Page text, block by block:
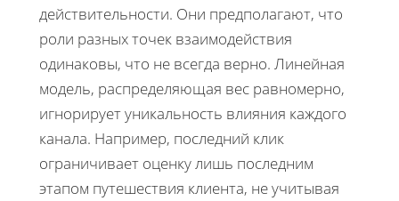
действительности. Они предполагают, что
роли разных точек взаимодействия
одинаковы, что не всегда верно. Линейная
модель, распределяющая вес равномерно,
игнорирует уникальность влияния каждого
канала. Например, последний клик
ограничивает оценку лишь последним
этапом путешествия клиента, не учитывая